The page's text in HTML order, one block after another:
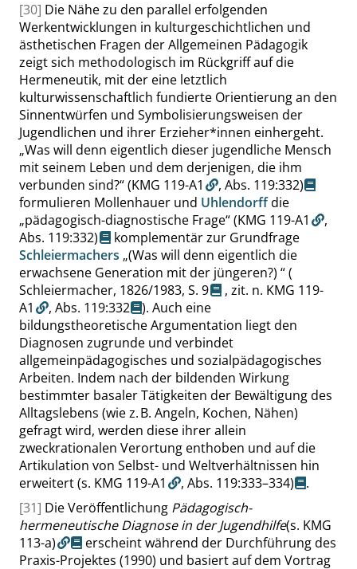
[30] Die Nähe zu den parallel erfolgenden
Werkentwicklungen in kulturgeschichtlichen und
ästhetischen Fragen der Allgemeinen Pädagogik
zeigt sich methodologisch im Rückgriff auf die
Hermeneutik, mit der eine letztlich
kulturwissenschaftlich fundierte Orientierung an den
Sinnentwürfen und Symbolisierungsweisen der
Jugendlichen und ihrer Erzieher*innen einhergeht.
„Was will denn eigentlich dieser jugendliche Mensch
mit seinem Leben und dem derjenigen, die ihm
verbunden sind?“(KMG 119-A1 , Abs. 119:332)
formulieren Mollenhauer und Uhlendorffdie
„pädagogisch-diagnostische Frage“(KMG 119-A1
,
Abs. 119:332)
komplementär zur Grundfrage
Schleiermachers „(Was will denn eigentlich die
erwachsene Generation mit der jüngeren?) “(
Schleiermacher, 1826/1983, S. 9 , zit. n. KMG 119-
A1
, Abs. 119:332
). Auch eine
bildungstheoretische Argumentation liegt den
Diagnosen zugrunde und verbindet
allgemeinpädagogisches und sozialpädagogisches
Arbeiten. Indem nach der bildenden Wirkung
bestimmter basaler Tätigkeiten der Bewältigung des
Alltagslebens (wie z. B. Angeln, Kochen, Nähen)
gefragt wird, werden diese ihrer allein
zweckrationalen Verortung enthoben und auf die
Artikulation von Selbst- und Weltverhältnissen hin
erweitert(s. KMG 119-A1 , Abs. 119:333–334)
.
[31] Die Veröffentlichung Pädagogisch-
hermeneutische Diagnose in der Jugendhilfe(s. KMG
113-a)
erscheint während der Durchführung des
Praxis-Projektes (1990) und basiert auf dem Vortrag